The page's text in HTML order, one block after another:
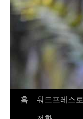
컨홈
워드프레스로